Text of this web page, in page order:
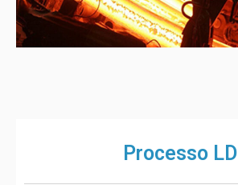
Processo LD